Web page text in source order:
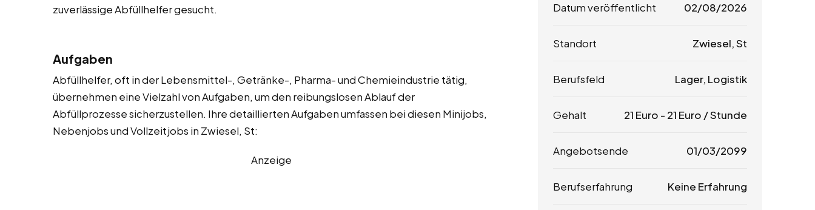
zuverlässige Abfüllhelfer gesucht.
Aufgaben
Abfüllhelfer, oft in der Lebensmittel-, Getränke-, Pharma- und Chemieindustrie tätig,
übernehmen eine Vielzahl von Aufgaben, um den reibungslosen Ablauf der
Abfüllprozesse sicherzustellen. Ihre detaillierten Aufgaben umfassen bei diesen Minijobs,
Nebenjobs und Vollzeitjobs in Zwiesel, St:
Anzeige
Datum veröffentlicht 02/08/2026
Standort Zwiesel, St
Berufsfeld Lager, Logistik
Gehalt 21 Euro - 21 Euro / Stunde
Angebotsende 01/03/2099
Berufserfahrung Keine Erfahrung